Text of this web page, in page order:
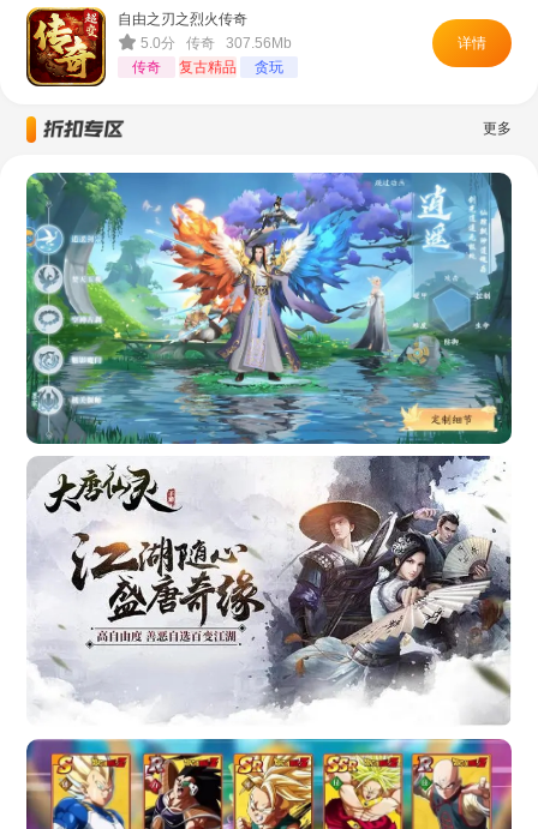
自由之刃之烈火传奇
5.0分 传奇 307.56Mb
传奇
复古精品 贪玩
详情
更多